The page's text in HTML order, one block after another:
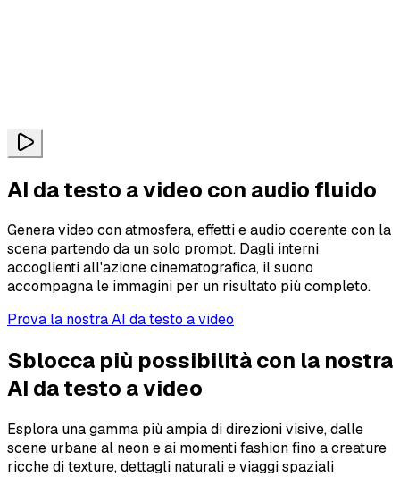
AI da testo a video con audio fluido
Genera video con atmosfera, effetti e audio coerente con la
scena partendo da un solo prompt. Dagli interni
accoglienti all'azione cinematografica, il suono
accompagna le immagini per un risultato più completo.
Prova la nostra AI da testo a video
Sblocca più possibilità con la nostra
AI da testo a video
Esplora una gamma più ampia di direzioni visive, dalle
scene urbane al neon e ai momenti fashion fino a creature
ricche di texture, dettagli naturali e viaggi spaziali